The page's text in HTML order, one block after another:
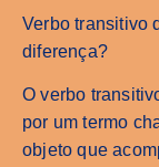
Verbo transitivo
diferença?
O verbo
por um termo
objeto que